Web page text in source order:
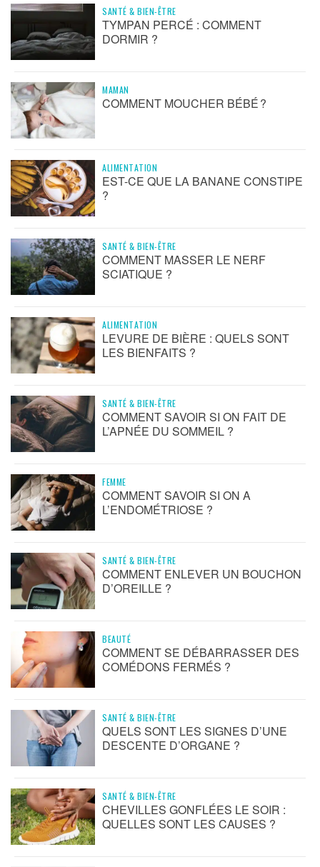
SANTÉ & BIEN-ÊTRE
TYMPAN PERCÉ : COMMENT
DORMIR ?
MAMAN
COMMENT MOUCHER BÉBÉ ?
ALIMENTATION
EST-CE QUE LA BANANE CONSTIPE
?
SANTÉ & BIEN-ÊTRE
COMMENT MASSER LE NERF
SCIATIQUE ?
ALIMENTATION
LEVURE DE BIÈRE : QUELS SONT
LES BIENFAITS ?
SANTÉ & BIEN-ÊTRE
COMMENT SAVOIR SI ON FAIT DE
L’APNÉE DU SOMMEIL ?
FEMME
COMMENT SAVOIR SI ON A
L’ENDOMÉTRIOSE ?
SANTÉ & BIEN-ÊTRE
COMMENT ENLEVER UN BOUCHON
D’OREILLE ?
BEAUTÉ
COMMENT SE DÉBARRASSER DES
COMÉDONS FERMÉS ?
SANTÉ & BIEN-ÊTRE
QUELS SONT LES SIGNES D’UNE
DESCENTE D’ORGANE ?
SANTÉ & BIEN-ÊTRE
CHEVILLES GONFLÉES LE SOIR :
QUELLES SONT LES CAUSES ?